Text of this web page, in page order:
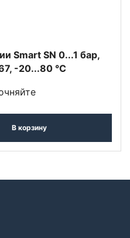
Smart SN 0...1 бар,
-20...80 °C
В корзину